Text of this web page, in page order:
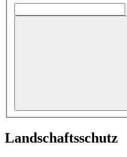
Landschaftsschutz